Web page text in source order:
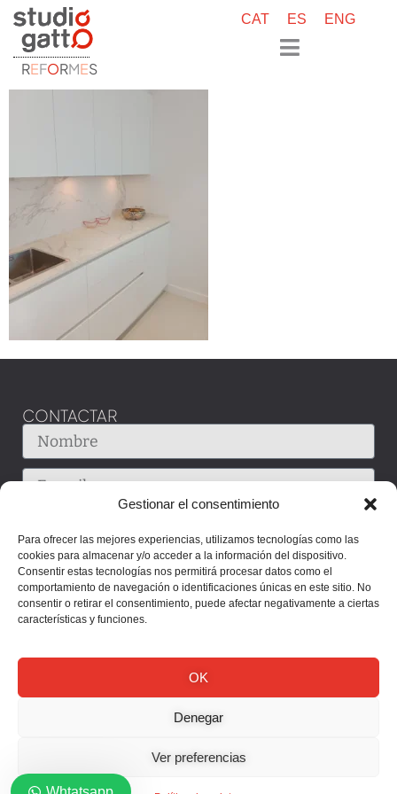
Gestionar el consentimiento
Para ofrecer las mejores experiencias, utilizamos tecnologías como las
cookies para almacenar y/o acceder a la información del dispositivo.
Consentir estas tecnologías nos permitirá procesar datos como el
comportamiento de navegación o identificaciones únicas en este sitio. No
consentir o retirar el consentimiento, puede afectar negativamente a ciertas
características y funciones.
OK
Denegar
Ver preferencias
REFORMES
CAT ES ENG
CONTACTAR